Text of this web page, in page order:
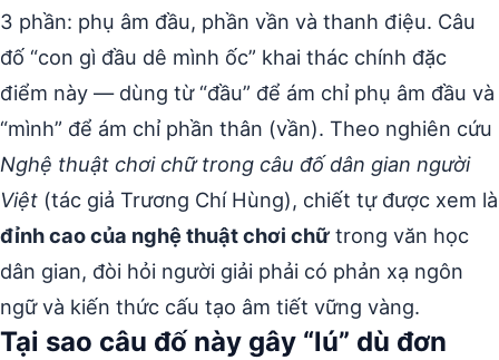
3 phần: phụ âm đầu, phần vần và thanh điệu. Câu
đố “con gì đầu dê mình ốc” khai thác chính đặc
điểm này — dùng từ “đầu” để ám chỉ phụ âm đầu và
“mình” để ám chỉ phần thân (vần). Theo nghiên cứu
Nghệ thuật chơi chữ trong câu đố dân gian người
Việt (tác giả Trương Chí Hùng), chiết tự được xem là
đỉnh cao của nghệ thuật chơi chữ trong văn học
dân gian, đòi hỏi người giải phải có phản xạ ngôn
ngữ và kiến thức cấu tạo âm tiết vững vàng.
Tại sao câu đố này gây “lú” dù đơn